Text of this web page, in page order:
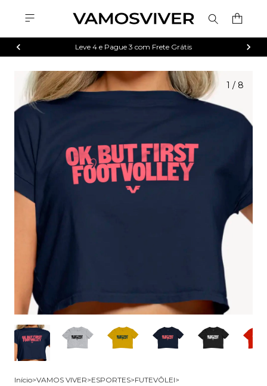
Leve 4 e Pague 3 com Frete Grátis
1 / 8
Início>VAMOS VIVER>ESPORTES>FUTEVÔLEI>